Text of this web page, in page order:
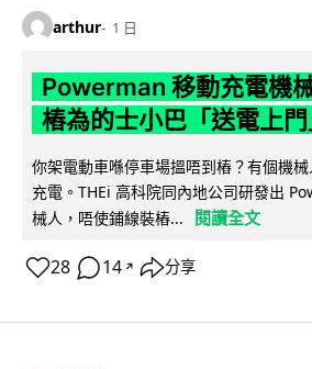
arthur 1 日
Powerman 移動充電機
樁為的士小巴「送電上門
你架電動車喺停車場搵唔到樁？有個機
充電。THEi 高科院同內地公司研發出
械人，唔使鋪線裝樁...
閱讀全文
28 14 ↗ 分享